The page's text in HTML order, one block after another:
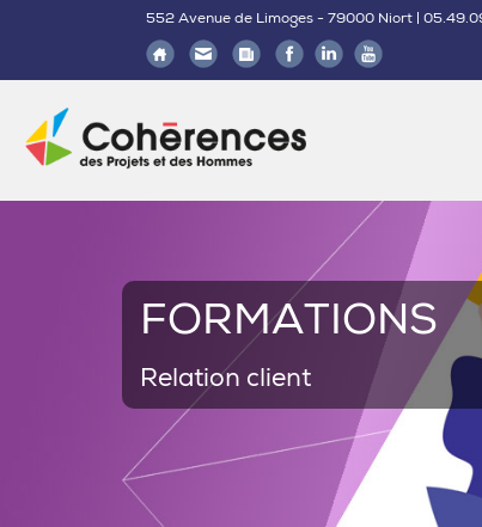
552 Avenue de Limoges - 79000 Niort |
Relation client